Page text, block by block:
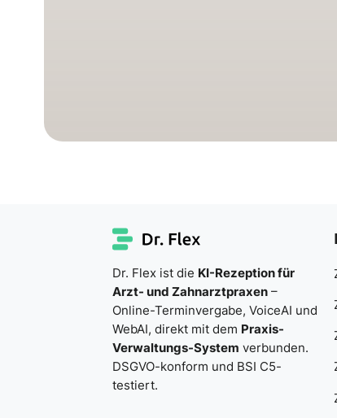
Dr. Flex ist die KI-Rezeption für
Arzt- und Zahnarztpraxen–
Online-Terminvergabe, VoiceAI und
WebAI, direkt mit dem Praxis-
Verwaltungs-System verbunden.
DSGVO-konform und BSI C5-
testiert.